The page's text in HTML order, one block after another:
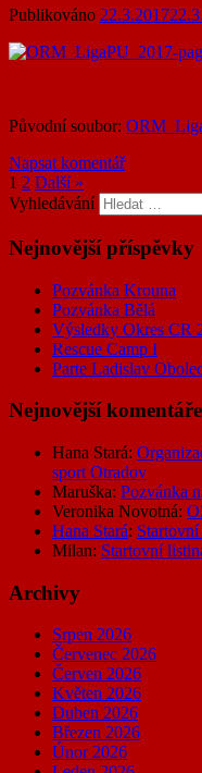
Publikováno 22.3.2017
Původní soubor:
Napsat komentář
1 2 Další »
Vyhledávání
Nejnovější příspěvky
Pozvánka Krouna
Pozvánka Bělá
Výsledky Okres CR
Rescue Camp I
Parte Ladislav
Nejnovější komentáře
Hana Stará:
sport Otradov
Maruška: Pozvánka
Veronika Novotná:
Hana Stará:
Milan: Startovní
Archivy
Srpen 2026
Červenec 2026
Červen 2026
Květen 2026
Duben 2026
Březen 2026
Únor 2026